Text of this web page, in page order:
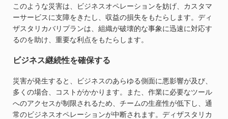
このような災害は、ビジネスオペレーションを妨げ、カスタマ
ーサービスに支障をきたし、収益の損失をもたらします。ディ
ザスタリカバリプランは、組織が破壊的な事象に迅速に対応す
るのを助け、重要な利点をもたらします。
ビジネス継続性を確保する
災害が発生すると、ビジネスのあらゆる側面に悪影響が及び、
多くの場合、コストがかかります。また、作業に必要なツール
へのアクセスが制限されるため、チームの生産性が低下し、通
常のビジネスオペレーションが中断されます。ディザスタリカ